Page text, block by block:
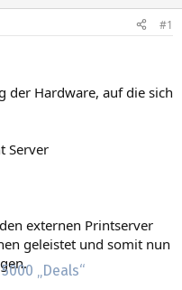
5000 „Deals“
#1
der Hardware, auf die sich
Server
externen Printserver
geleistet und somit nun